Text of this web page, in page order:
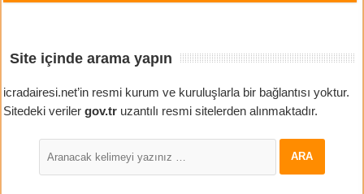
Site içinde arama yapın
icradairesi.net’in resmi kurum ve kuruluşlarla bir bağlantısı yoktur.
Sitedeki verilergov.tr uzantılı resmi sitelerden alınmaktadır.